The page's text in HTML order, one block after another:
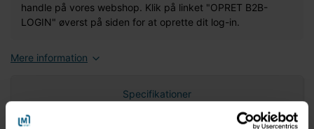
handle på vores webshop. Klik på linket "OPRET B2B-
LOGIN" øverst på siden for at oprette dit log-in.
Mere information
Specifikationer